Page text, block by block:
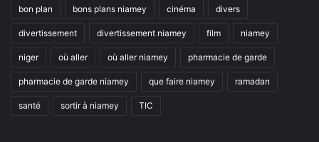
bon plan bons plans niamey cinéma divers
divertissement divertissement niamey film niamey
niger où aller où aller niamey pharmacie de garde
pharmacie de garde niamey que faire niamey ramadan
santé sortir à niamey TIC